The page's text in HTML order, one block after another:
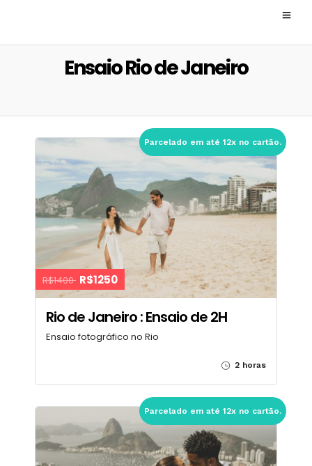
Ensaio Rio de Janeiro
Parcelado em até 12x no cartão.
R$1400 R$1250
Rio de Janeiro : Ensaio de 2H
Ensaio fotográfico no Rio
2 horas
Parcelado em até 12x no cartão.